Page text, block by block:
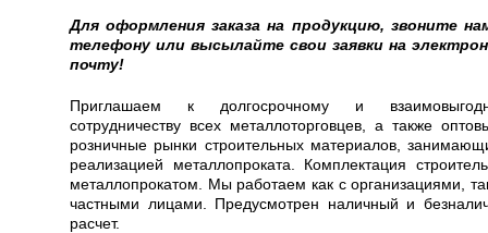
Для оформления заказа на продукцию, звоните
телефону или высылайте свои заявки на
почту!
Приглашаем к долгосрочному и
сотрудничеству всех металлоторговцев, а также
розничные рынки строительных материалов,
реализацией металлопроката.
Комплектация
металлопрокатом.
Мы работаем как с организациями,
частными лицами. Предусмотрен наличный и
расчет.